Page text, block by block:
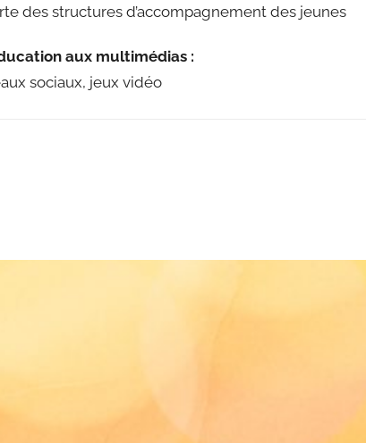
des structures d’accompagnement des jeunes
aux multimédias :
sociaux, jeux vidéo